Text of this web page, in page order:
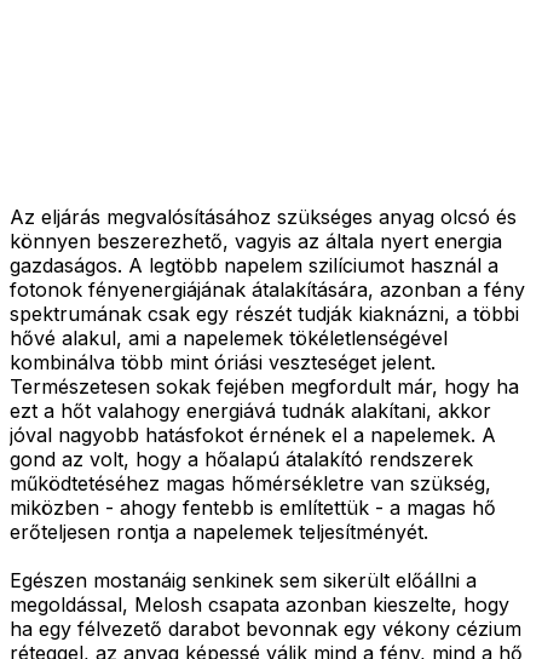
Az eljárás megvalósításához szükséges anyag olcsó és
könnyen beszerezhető, vagyis az általa nyert energia
gazdaságos. A legtöbb napelem szilíciumot használ a
fotonok fényenergiájának átalakítására, azonban a fény
spektrumának csak egy részét tudják kiaknázni, a többi
hővé alakul, ami a napelemek tökéletlenségével
kombinálva több mint óriási veszteséget jelent.
Természetesen sokak fejében megfordult már, hogy ha
ezt a hőt valahogy energiává tudnák alakítani, akkor
jóval nagyobb hatásfokot érnének el a napelemek. A
gond az volt, hogy a hőalapú átalakító rendszerek
működtetéséhez magas hőmérsékletre van szükség,
miközben - ahogy fentebb is említettük - a magas hő
erőteljesen rontja a napelemek teljesítményét.
Egészen mostanáig senkinek sem sikerült előállni a
megoldással, Melosh csapata azonban kieszelte, hogy
ha egy félvezető darabot bevonnak egy vékony cézium
réteggel, az anyag képessé válik mind a fény, mind a hő